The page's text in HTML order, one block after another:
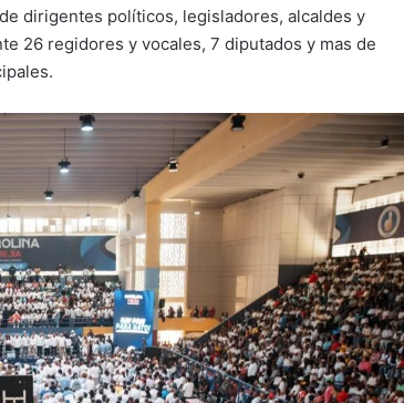
dirigentes políticos, legisladores, alcaldes y
26 regidores y vocales, 7 diputados y mas de